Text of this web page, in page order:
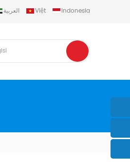
العربية Việt Indonesia